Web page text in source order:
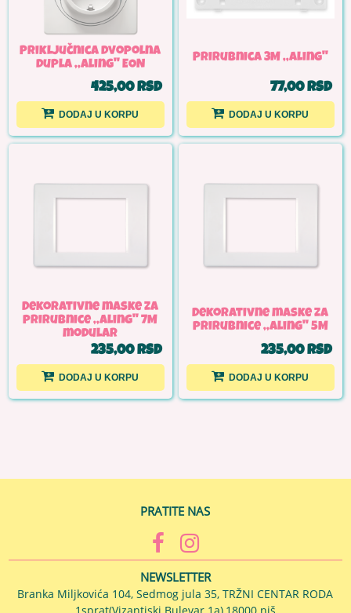
Priključnica dvopolna
dupla ,,Aling'' EON
425,00 RSD
DODAJ U KORPU
Prirubnica 3M ,,Aling''
77,00 RSD
DODAJ U KORPU
Dekorativne maske za
prirubnice ,,Aling'' 7M
modular
235,00 RSD
DODAJ U KORPU
Dekorativne maske za
prirubnice ,,Aling'' 5M
235,00 RSD
DODAJ U KORPU
PRATITE NAS
NEWSLETTER
Branka Miljkovića 104, Sedmog jula 35, TRŽNI CENTAR RODA